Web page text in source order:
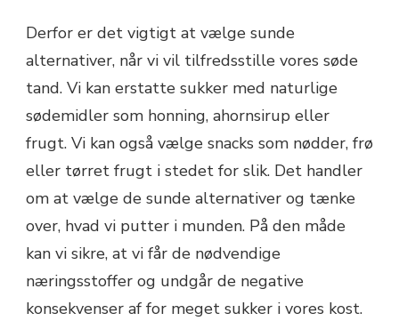
Derfor er det vigtigt at vælge sunde
alternativer, når vi vil tilfredsstille vores søde
tand. Vi kan erstatte sukker med naturlige
sødemidler som honning, ahornsirup eller
frugt. Vi kan også vælge snacks som nødder, frø
eller tørret frugt i stedet for slik. Det handler
om at vælge de sunde alternativer og tænke
over, hvad vi putter i munden. På den måde
kan vi sikre, at vi får de nødvendige
næringsstoffer og undgår de negative
konsekvenser af for meget sukker i vores kost.